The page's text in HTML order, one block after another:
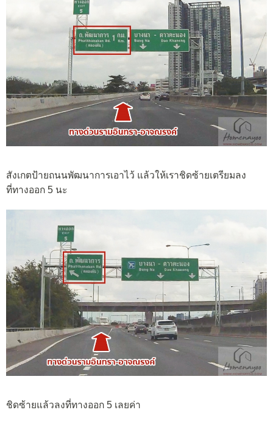
สังเกตป้ายถนนพัฒนาการเอาไว้ แล้วให้เราชิดซ้ายเตรียมลง
ที่ทางออก 5 นะ
ชิดซ้ายแล้วลงที่ทางออก 5 เลยค่า